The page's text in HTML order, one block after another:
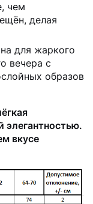
чем
делая
для жаркого
вечера с
образов
элегантностью.
вкусе